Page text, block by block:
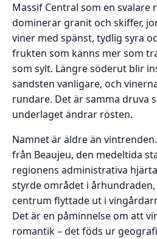
Massif Central som en svalare
dominerar granit och skiffer,
viner med spänst, tydlig syra
frukten som känns mer som
som sylt. Längre söderut blir
sandsten vanligare, och
rundare. Det är samma druva
underlaget ändrar rösten.
Namnet är äldre än
från Beaujeu, den medeltida
regionens administrativa
styrde området i
centrum flyttade ut i
Det är en påminnelse om att
romantik – det föds ur